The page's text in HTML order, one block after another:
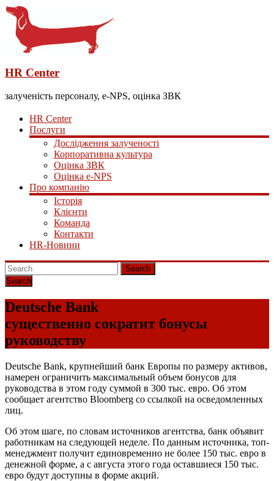
HR Center
залученість персоналу, e-NPS, оцінка ЗВК
HR Center
Послуги
Дослідження залученості
Корпоративна культура
Оцінка ЗВК
Оцінка e-NPS
Про компанію
Історія
Клієнти
Команда
Контакти
HR-Новини
Search
Deutsche Bank
существенно сократит бонусы
руководству
Deutsche Bank, крупнейший банк Европы по размеру активов,
намерен ограничить максимальный объем бонусов для
руководства в этом году суммой в 300 тыс. евро. Об этом
сообщает агентство Bloomberg со ссылкой на осведомленных
лиц.
Об этом шаге, по словам источников агентства, банк объявит
работникам на следующей неделе. По данным источника, топ-
менеджмент получит единовременно не более 150 тыс. евро в
денежной форме, а с августа этого года оставшиеся 150 тыс.
евро будут доступны в форме акций.